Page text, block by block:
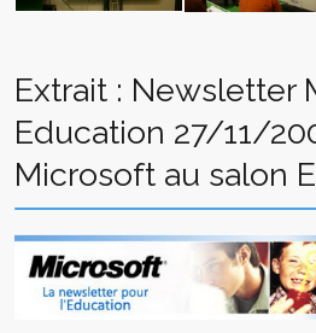
Extrait : Newsletter
Education 27/11/
Microsoft au salon